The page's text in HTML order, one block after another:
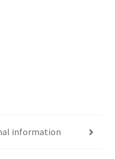
information